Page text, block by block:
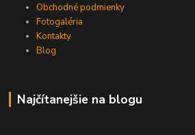
Obchodné podmienky
Fotogaléria
Kontakty
Blog
Najčítanejšie na blogu